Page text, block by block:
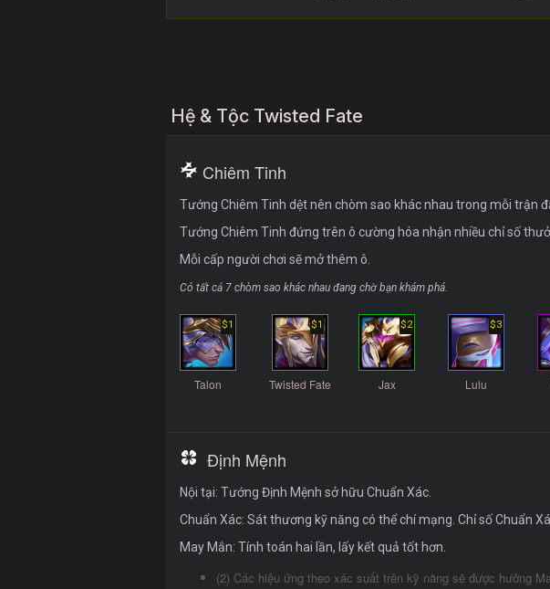
Hệ & Tộc Twisted Fate
Chiêm Tinh
Tướng Chiêm Tinh dệt nên chòm sao khác nhau trong mỗi trận
Tướng Chiêm Tinh đứng trên ô cường hóa nhận nhiều chỉ số
Mỗi cấp người chơi sẽ mở thêm ô.
Có tất cả 7 chòm sao khác nhau đang chờ bạn khám phá.
$1
Talon
$1
Twisted Fate
$2
Jax
$3
Lulu
Định Mệnh
Nội tại: Tướng Định Mệnh sở hữu Chuẩn Xác.
Chuẩn Xác: Sát thương kỹ năng có thể chí mạng. Chỉ số Chuẩn
May Mắn: Tính toán hai lần, lấy kết quả tốt hơn.
(2) Các hiệu ứng theo xác suất trên kỹ năng sẽ được hưởng